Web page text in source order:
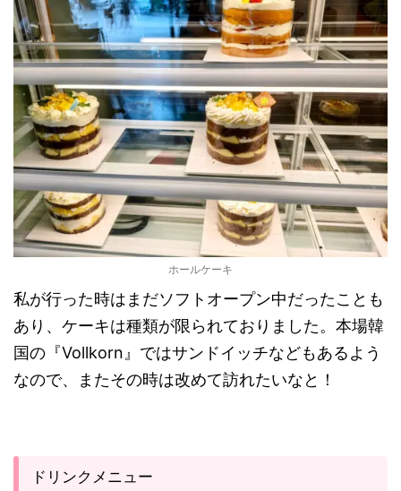
ホールケーキ
私が行った時はまだソフトオープン中だったことも
あり、ケーキは種類が限られておりました。本場韓
国の『Vollkorn』ではサンドイッチなどもあるよう
なので、またその時は改めて訪れたいなと！
ドリンクメニュー